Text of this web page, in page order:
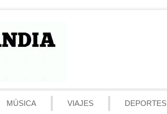
MÚSICA VIAJES DEPORTES